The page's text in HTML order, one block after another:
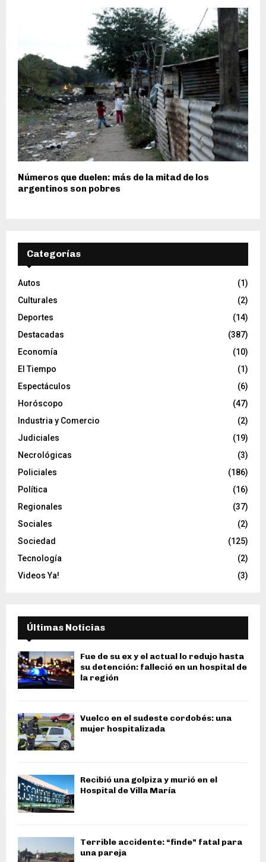
Números que duelen: más de la mitad de los
argentinos son pobres
Categorías
Autos
(1)
Culturales
(2)
Deportes
(14)
Destacadas
(387)
Economía
(10)
El Tiempo
(1)
Espectáculos
(6)
Horóscopo
(47)
Industria y Comercio
(2)
Judiciales
(19)
Necrológicas
(3)
Policiales
(186)
Política
(16)
Regionales
(37)
Sociales
(2)
Sociedad
(125)
Tecnología
(2)
Videos Ya!
(3)
Últimas Noticias
Fue de su ex y el actual lo redujo hasta
su detención: falleció en un hospital de
la región
Vuelco en el sudeste cordobés: una
mujer hospitalizada
Recibió una golpiza y murió en el
Hospital de Villa María
Terrible accidente: “finde” fatal para
una pareja